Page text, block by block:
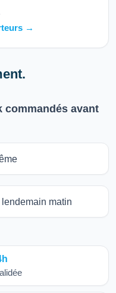
→
commandés avant
matin